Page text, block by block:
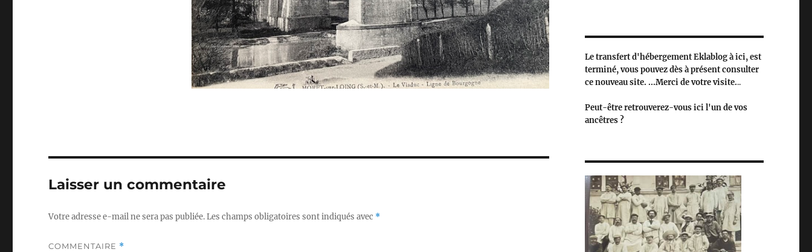
Laisser un commentaire
Votre adresse e-mail ne sera pas publiée.Les champs obligatoires sont indiqués avec *
COMMENTAIRE *
Le transfert d'hébergement Eklablog à ici, est
terminé, vous pouvez dès à présent consulter
ce nouveau site. ...Merci de votre visite...
Peut-être retrouverez-vous ici l'un de vos
ancêtres ?